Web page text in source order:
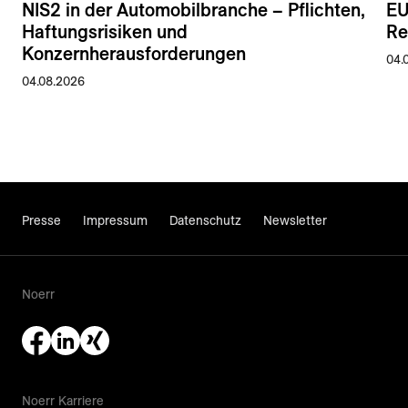
NIS2 in der Automobilbranche – Pflichten,
Haftungsrisiken und
Konzernherausforderungen
04.08.2026
Presse Impressum Datenschutz Newsletter
Noerr
Noerr Karriere